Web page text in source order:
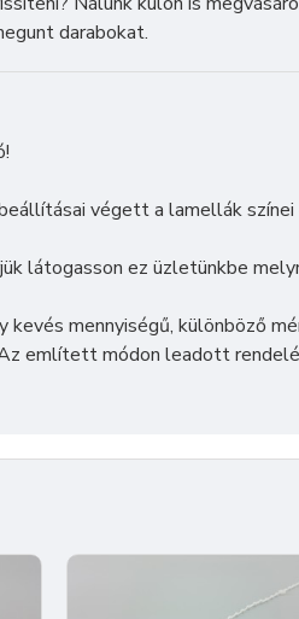
darabokat.
végett a lamellák
látogasson ez üzletünkbe
kevés mennyiségű, különböző
említett módon leadott